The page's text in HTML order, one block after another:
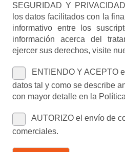
SEGURIDAD Y
los datos facilitados con la
informativo entre los
información acerca del
ejercer sus derechos, visite
ENTIENDO Y ACEPTO
datos tal y como se describe
con mayor detalle en la
AUTORIZO el envío de
comerciales.